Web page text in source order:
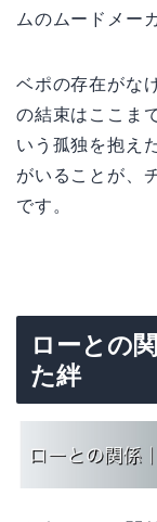
ムのムードメー
ベポの存在がな
の結束はここま
いう孤独を抱え
がいることが、
です。
ローとの
た絆